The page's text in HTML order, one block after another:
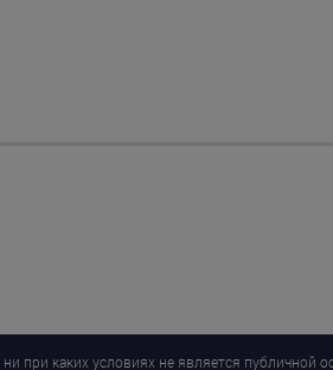
при каких условиях не является публичной